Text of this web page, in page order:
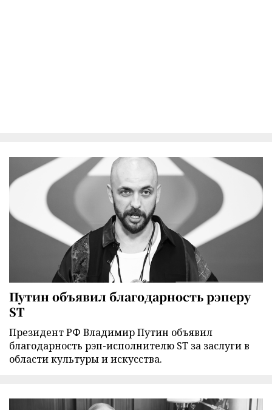
Путин объявил благодарность рэперу
ST
Президент РФ Владимир Путин объявил
благодарность рэп-исполнителю ST за заслуги в
области культуры и искусства.